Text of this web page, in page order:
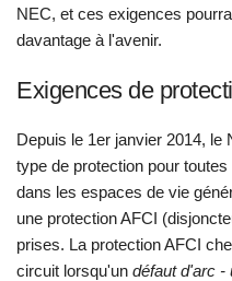
NEC, et ces exigences
davantage à l'avenir.
Exigences de
Depuis le 1er janvier 2014, le
type de protection pour
dans les espaces de vie
une protection AFCI
prises. La protection AFCI
circuit lorsqu'un défaut d'arc -